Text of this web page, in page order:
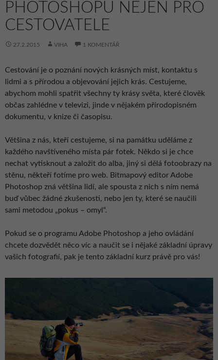
PHOTOSHOPU NEJEN PRO
CESTOVATELE
27.2.2015 VIHA 1 KOMENTÁŘ
Cestování je o poznání nových krásných míst, kontaktu s
lidmi a s přírodou a objevování jejich krás. Cestujeme,
abychom mohli spatřit všechny ty krásy světa, které člověk
občas zahlédne v televizi, jinde v nějakém přírodopisném
dokumentu, v knize či časopisu.
Většina z nás, kteří cestujeme, si na památku uděláme z
každého navštíveného místa pár fotek. Někdo si je chce
nechat vytisknout a založit do alba, jiný si dělá fotoobrazy na
stěnu, někteří fotíme pro web. Bitmapový editor Adobe
Photoshop zná většina lidí, ale spousta z nich s ním nemá
buď vůbec žádné zkušenosti, nebo jen ty, které se naučili
sami metodou „pokus – omyl“.
Pokud se o programu Adobe Photoshop a jeho ovládání
chcete dozvědět něco víc a naučit se i nějaké základní úpravy
vašich fotografií, pak je tento základní kurz právě pro vás!